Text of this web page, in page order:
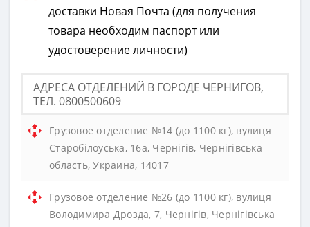
доставки Новая Почта (для получения
товара необходим паспорт или
удостоверение личности)
АДРЕСА ОТДЕЛЕНИЙ В ГОРОДЕ ЧЕРНИГОВ,
ТЕЛ. 0800500609
Грузовое отделение №14 (до 1100 кг), вулиця
Старобілоуська, 16а, Чернігів, Чернігівська
область, Украина, 14017
Грузовое отделение №26 (до 1100 кг), вулиця
Володимира Дрозда, 7, Чернігів, Чернігівська